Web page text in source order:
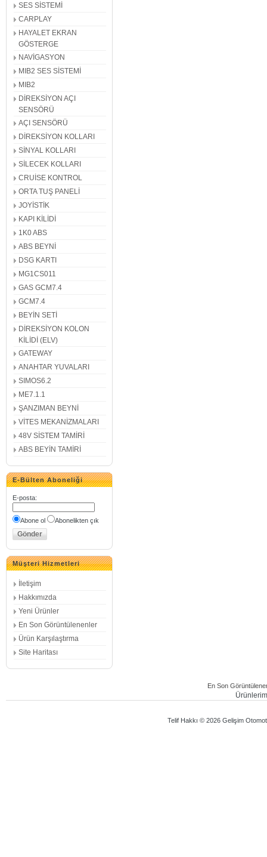
SES SİSTEMİ
CARPLAY
HAYALET EKRAN
GÖSTERGE
NAVİGASYON
MIB2 SES SİSTEMİ
MIB2
DİREKSİYON AÇI
SENSÖRÜ
AÇI SENSÖRÜ
DİREKSİYON KOLLARI
SİNYAL KOLLARI
SİLECEK KOLLARI
CRUİSE KONTROL
ORTA TUŞ PANELİ
JOYİSTİK
KAPI KİLİDİ
1K0 ABS
ABS BEYNİ
DSG KARTI
MG1CS011
GAS GCM7.4
GCM7.4
BEYİN SETİ
DİREKSİYON KOLON
KİLİDİ (ELV)
GATEWAY
ANAHTAR YUVALARI
SIMOS6.2
ME7.1.1
ŞANZIMAN BEYNİ
VİTES MEKANİZMALARI
48V SİSTEM TAMİRİ
ABS BEYİN TAMİRİ
E-Bülten Aboneliği
E-posta:
Abone ol Abonelikten çık
Müşteri Hizmetleri
İletişim
Hakkımızda
Yeni Ürünler
En Son Görüntülenenler
Ürün Karşılaştırma
Site Haritası
En Son
Telif Hakkı © 2026 Gelişim